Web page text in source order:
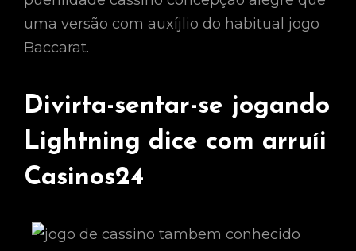
uma versão com auxíjlio do habitual jogo
Baccarat.
Divirta-sentar-se jogando
Lightning dice com arruíi
Casinos24